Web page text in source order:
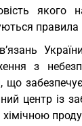
якого
з
що
центр із